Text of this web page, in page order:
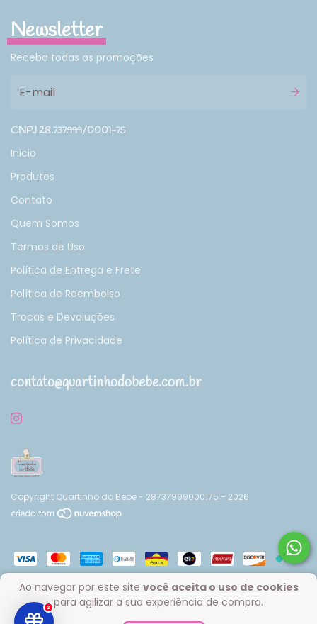
Ao navegar por este site você aceita o uso de cookies
para agilizar a sua experiência de compra.
Newsletter
Receba todas as promoções
CNPJ 28.737.999/0001-75
Inicio
Produtos
Contato
Quem Somos
Termos de Uso
Política de Entrega e Frete
Política de Reembolso
Trocas e Devoluções
Política de Privacidade
contato@quartinhodobebe.com.br
Copyright Quartinho do Bebê - 28737999000175 - 2026
2